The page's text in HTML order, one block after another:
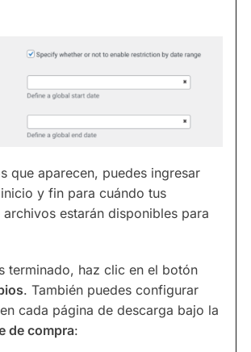
que aparecen, puedes ingresar
y fin para cuándo tus
estarán disponibles para
terminado, haz clic en el botón
. También puedes configurar
cada página de descarga bajo la
de compra: